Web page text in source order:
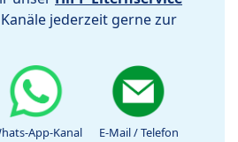
jederzeit gerne zur
App-Kanal E-Mail / Telefon